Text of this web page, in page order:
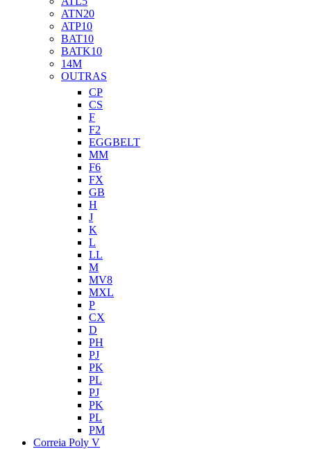
ATN20
ATP10
BAT10
BATK10
14M
OUTRAS
CP
CS
F
F2
EGGBELT
MM
F6
FX
GB
H
J
K
L
LL
M
MV8
MXL
P
CX
D
PH
PJ
PK
PL
PJ
PK
PL
PM
Correia Poly V